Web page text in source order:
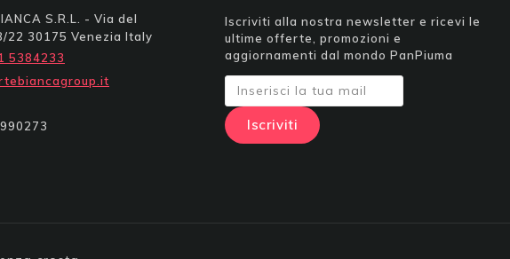
S.R.L. - Via del
22 30175 Venezia Italy
5384233
Iscriviti alla nostra newsletter e ricevi le
ultime offerte, promozioni e
aggiornamenti dal mondo PanPiuma